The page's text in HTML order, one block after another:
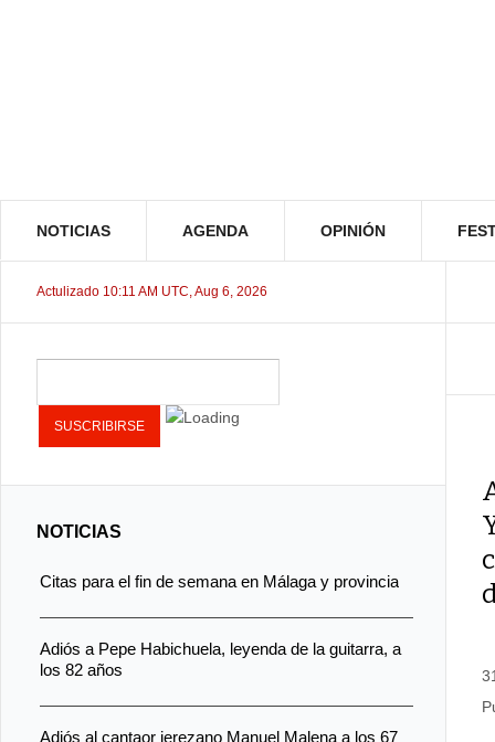
NOTICIAS AGENDA OPINIÓN
Actulizado 10:11 AM UTC, Aug 6, 2026
NOTICIAS
Citas para el fin de semana en Málaga y provincia
Adiós a Pepe Habichuela, leyenda de la guitarra, a
los 82 años
Adiós al cantaor jerezano Manuel Malena a los 67